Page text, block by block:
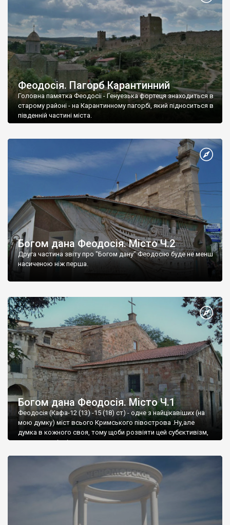
Феодосія. Пагорб Карантинний
Головна памятка Феодосії - Генуезька фортеця знаходиться в
старому районі - на Карантинному пагорбі, який підноситься в
південній частині міста.
Богом дана Феодосія. Місто Ч.2
Друга частина звіту про "Богом дану" Феодосію буде не менш
насиченою ніж перша.
Богом дана Феодосія. Місто Ч.1
Феодосія (Кафа-12 (13) -15 (18) ст) - одне з найцікавіших (на
мою думку) міст всього Кримського півострова .Ну,але
думка в кожного своя, тому щоби розвіяти цей субєктивізм,
запрошую відвідати це